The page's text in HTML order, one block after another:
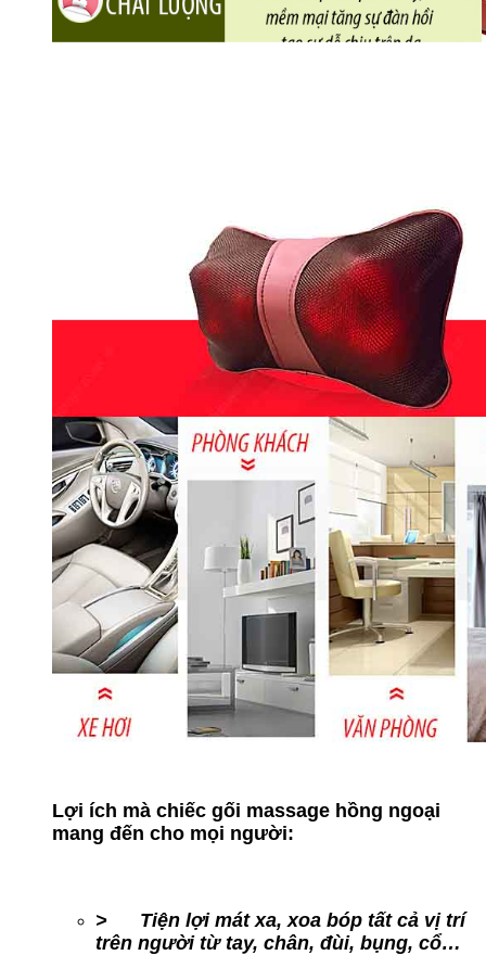
Lợi ích mà chiếc gối massage hồng ngoại
mang đến cho mọi người:
> Tiện lợi mát xa, xoa bóp tất cả vị trí
trên người từ tay, chân, đùi, bụng, cổ…